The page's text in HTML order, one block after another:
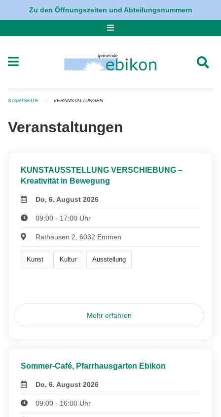
Navigation überspringen
Zu den Öffnungszeiten und Abteilungsnummern
STARTSEITE VERANSTALTUNGEN
Veranstaltungen
KUNSTAUSSTELLUNG VERSCHIEBUNG –
Kreativität in Bewegung
Do, 6. August 2026
09:00 - 17:00 Uhr
Rathausen 2, 6032 Emmen
Kunst Kultur Ausstellung
Mehr erfahren
Sommer-Café, Pfarrhausgarten Ebikon
Do, 6. August 2026
09:00 - 16:00 Uhr